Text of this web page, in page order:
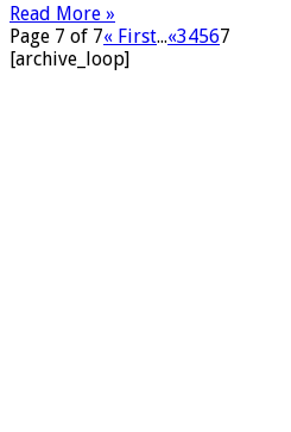
Read More »
Page 7 of 7« First...«34567
[archive_loop]